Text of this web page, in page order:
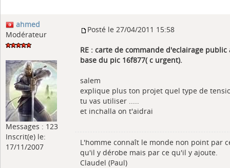
ahmed
Modérateur
Messages : 123
Inscrit(e) le:
17/11/2007
Posté le 27/04/2011 15:58
RE : carte de commande d'eclairage public
base du pic 16f877( c urgent).
salem
explique plus ton projet quel type de
tu vas utiliser .....
et inchalla on t'aidrai
L'homme connaît le monde non point par
qu'il y dérobe mais par ce qu'il y ajoute.
Claudel (Paul)